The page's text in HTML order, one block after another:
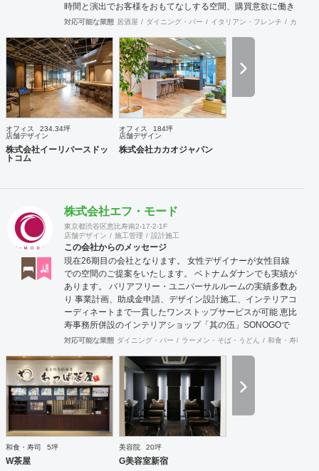
時間と演出でお客様をおもてなしする空間、購買意欲に働き
かけるレイアウトとVMD、ブランド力を高める空間演出な
持っております。 ご希望されるイメージ、コストに関する不
安要素、 新規オープン、移転・改装に関するスケジュール、
ほか不明点など、まずはお気軽にお問い合わせください。
対応可能な業態 居酒屋 ダイニング・バー イタリアン・フレンチ カフェ
オフィス
234.34坪
店舗デザイン
株式会社イーリバースドッ
トコム
オフィス
184坪
店舗デザイン
株式会社カカオジャパン
株式会社エフ・モード
東京都渋谷区恵比寿南2-17-2-1F
店舗デザイン
施工管理 設計施工
この会社からのメッセージ
現在26期目の会社となります。 女性デザイナーが女性目線
での空間のご提案をいたします。 ベトナムダナンでも実績が
あります。 バリアフリー・ユニバーサルルームの実績多数あ
り 事業計画、助成金申請、デザイン設計施工、インテリアコ
ーディネートまで一貫したワンストップサービスが可能 恵比
寿事務所併設のインテリアショップ「其の伍」SONOGOで
はオリジナル家具をはじめアンティーク骨董家具の販売もし
対応可能な業態 ダイニング・バー ラーメン・そば・うどん 和食・寿司
和食・寿司 5坪
W茶屋
美容院 20坪
G美容室新宿